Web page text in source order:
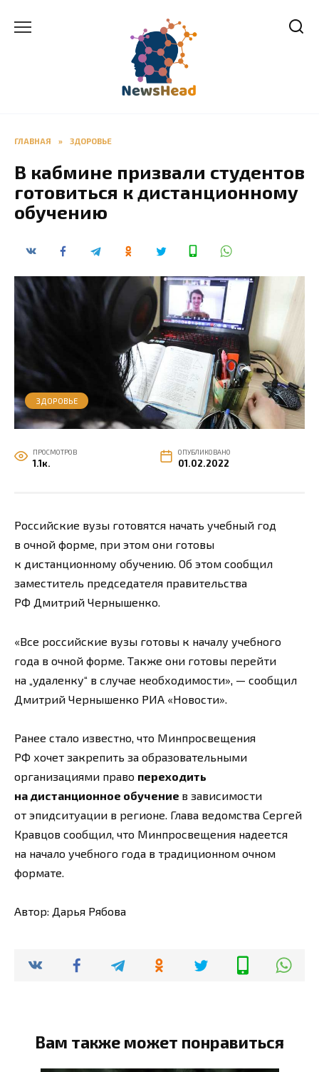
ГЛАВНАЯ » ЗДОРОВЬЕ
В кабмине призвали студентов
готовиться к дистанционному
обучению
ЗДОРОВЬЕ
ПРОСМОТРОВ
1.1к.
ОПУБЛИКОВАНО
01.02.2022
Российские вузы готовятся начать учебный год
в очной форме, при этом они готовы
к дистанционному обучению. Об этом сообщил
заместитель председателя правительства
РФ Дмитрий Чернышенко.
«Все российские вузы готовы к началу учебного
года в очной форме. Также они готовы перейти
на „удаленку“ в случае необходимости», — сообщил
Дмитрий Чернышенко РИА «Новости».
Ранее стало известно, что Минпросвещения
РФ хочет закрепить за образовательными
организациями право переходить
на дистанционное обучение в зависимости
от эпидситуации в регионе. Глава ведомства Сергей
Кравцов сообщил, что Минпросвещения надеется
на начало учебного года в традиционном очном
формате.
Автор: Дарья Рябова
Вам также может понравиться